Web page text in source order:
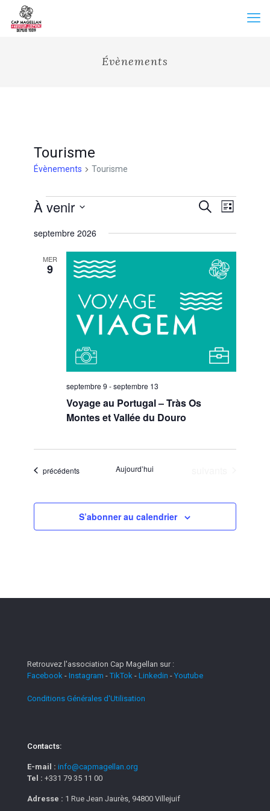
Évènements
Tourisme
Évènements Tourisme
Évènements
Recherche
vues
Évènements
Recherche
Navigation
de
Évènement
Liste
À venir
une
septembre 2026
MER
9
Voyage au Portugal – Tràs Os
Montes et Vallée du Douro
septembre 9 -septembre 13
Évènements
précédents Aujourd’hui
S’abonner au calendrier
Retrouvez l'association Cap Magellan sur :
Facebook - Instagram -TikTok - Linkedin - Youtube
Conditions Générales d'Utilisation
Contacts:
E-mail : info@capmagellan.org
Tel : +331 79 35 11 00
Adresse : 1 Rue Jean Jaurès, 94800 Villejuif